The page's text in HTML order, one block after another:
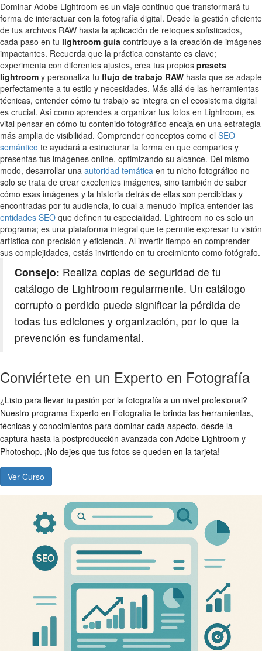
Dominar Adobe Lightroom es un viaje continuo que transformará tu
forma de interactuar con la fotografía digital. Desde la gestión eficiente
de tus archivos RAW hasta la aplicación de retoques sofisticados,
cada paso en tu lightroom guía contribuye a la creación de imágenes
impactantes. Recuerda que la práctica constante es clave;
experimenta con diferentes ajustes, crea tus propios presets
lightroom y personaliza tu flujo de trabajo RAW hasta que se adapte
perfectamente a tu estilo y necesidades. Más allá de las herramientas
técnicas, entender cómo tu trabajo se integra en el ecosistema digital
es crucial. Así como aprendes a organizar tus fotos en Lightroom, es
vital pensar en cómo tu contenido fotográfico encaja en una estrategia
más amplia de visibilidad. Comprender conceptos como el SEO
semántico te ayudará a estructurar la forma en que compartes y
presentas tus imágenes online, optimizando su alcance. Del mismo
modo, desarrollar una autoridad temática en tu nicho fotográfico no
solo se trata de crear excelentes imágenes, sino también de saber
cómo esas imágenes y la historia detrás de ellas son percibidas y
encontradas por tu audiencia, lo cual a menudo implica entender las
entidades SEO que definen tu especialidad. Lightroom no es solo un
programa; es una plataforma integral que te permite expresar tu visión
artística con precisión y eficiencia. Al invertir tiempo en comprender
sus complejidades, estás invirtiendo en tu crecimiento como fotógrafo.
Consejo: Realiza copias de seguridad de tu
catálogo de Lightroom regularmente. Un catálogo
corrupto o perdido puede significar la pérdida de
todas tus ediciones y organización, por lo que la
prevención es fundamental.
Conviértete en un Experto en Fotografía
¿Listo para llevar tu pasión por la fotografía a un nivel profesional?
Nuestro programa Experto en Fotografía te brinda las herramientas,
técnicas y conocimientos para dominar cada aspecto, desde la
captura hasta la postproducción avanzada con Adobe Lightroom y
Photoshop. ¡No dejes que tus fotos se queden en la tarjeta!
Ver Curso